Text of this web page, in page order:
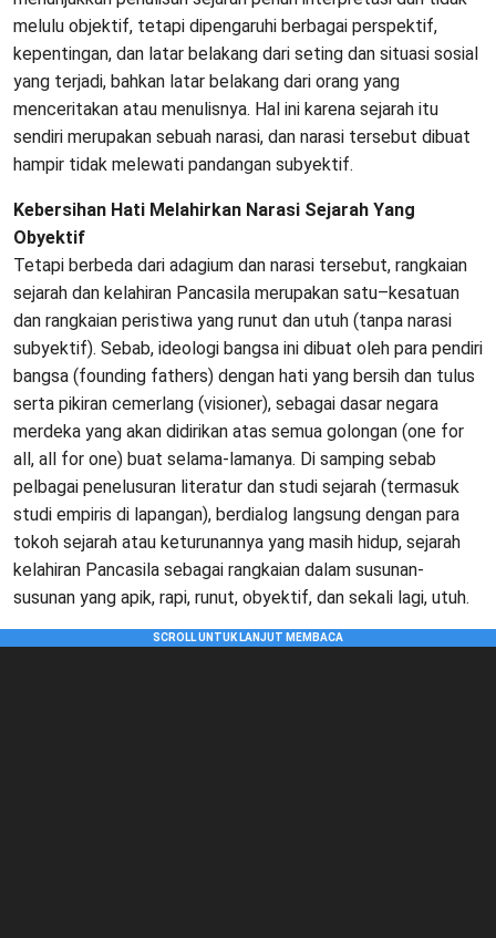
melulu objektif, tetapi dipengaruhi berbagai perspektif,
kepentingan, dan latar belakang dari seting dan situasi sosial
yang terjadi, bahkan latar belakang dari orang yang
menceritakan atau menulisnya. Hal ini karena sejarah itu
sendiri merupakan sebuah narasi, dan narasi tersebut dibuat
hampir tidak melewati pandangan subyektif.
Kebersihan Hati Melahirkan Narasi Sejarah Yang
Obyektif
Tetapi berbeda dari adagium dan narasi tersebut, rangkaian
sejarah dan kelahiran Pancasila merupakan satu–kesatuan
dan rangkaian peristiwa yang runut dan utuh (tanpa narasi
subyektif). Sebab, ideologi bangsa ini dibuat oleh para pendiri
bangsa (founding fathers) dengan hati yang bersih dan tulus
serta pikiran cemerlang (visioner), sebagai dasar negara
merdeka yang akan didirikan atas semua golongan (one for
all, all for one) buat selama-lamanya. Di samping sebab
pelbagai penelusuran literatur dan studi sejarah (termasuk
studi empiris di lapangan), berdialog langsung dengan para
tokoh sejarah atau keturunannya yang masih hidup, sejarah
kelahiran Pancasila sebagai rangkaian dalam susunan-
susunan yang apik, rapi, runut, obyektif, dan sekali lagi, utuh.